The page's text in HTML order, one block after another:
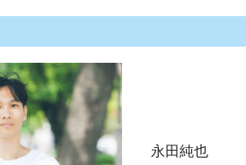
永田純也